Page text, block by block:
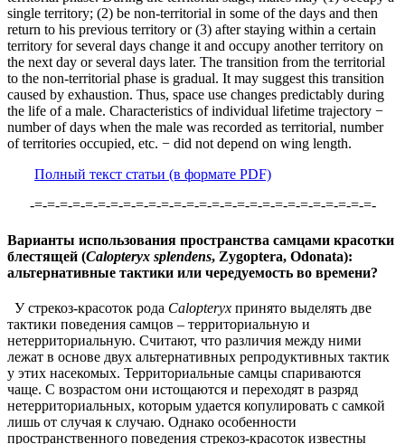
single territory; (2) be non-territorial in some of the days and then
return to his previous territory or (3) after staying within a certain
territory for several days change it and occupy another territory on
the next day or several days later. The transition from the territorial
to the non-territorial phase is gradual. It may suggest this transition
caused by exhaustion. Thus, space use changes predictably during
the life of a male. Characteristics of individual lifetime trajectory −
number of days when the male was recorded as territorial, number
of territories occupied, etc. − did not depend on wing length.
Полный текст статьи (в формате PDF)
-=-=-=-=-=-=-=-=-=-=-=-=-=-=-=-=-=-=-=-=-=-=-=-=-=-=-=-
Варианты использования пространства самцами красотки
блестящей (Calopteryx splendens, Zygoptera, Odonata):
альтернативные тактики или чередуемость во времени?
У стрекоз-красоток рода Calopteryx принято выделять две
тактики поведения самцов – территориальную и
нетерриториальную. Считают, что различия между ними
лежат в основе двух альтернативных репродуктивных тактик
у этих насекомых. Территориальные самцы спариваются
чаще. С возрастом они истощаются и переходят в разряд
нетерриториальных, которым удается копулировать с самкой
лишь от случая к случаю. Однако особенности
пространственного поведения стрекоз-красоток известны